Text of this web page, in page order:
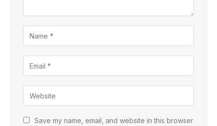
Save my name, email, and website in this browser